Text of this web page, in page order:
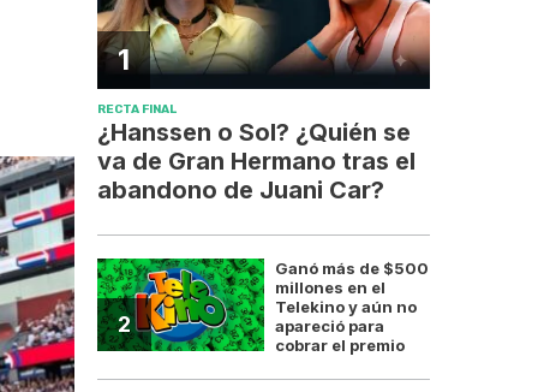
1
RECTA FINAL
¿Hanssen o Sol? ¿Quién se
va de Gran Hermano tras el
abandono de Juani Car?
2
Ganó más de $500
millones en el
Telekino y aún no
apareció para
cobrar el premio